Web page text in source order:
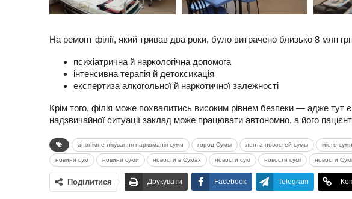
На ремонт філії, який тривав два роки, було витрачено близько 8 млн
психіатрична й наркологічна допомога
інтенсивна терапія й детоксикація
експертиза алкогольної й наркотичної залежності
Крім того, філія може похвалитись високим рівнем безпеки — адже тут
надзвичайної ситуації заклад може працювати автономно, а його
анонімне лікування наркоманія суми город Сумы лента новостей сумы місто суми
новини сум новини суми новости в Сумах новости сум новости сумі новости
Поділитися Друкувати Facebook Telegram